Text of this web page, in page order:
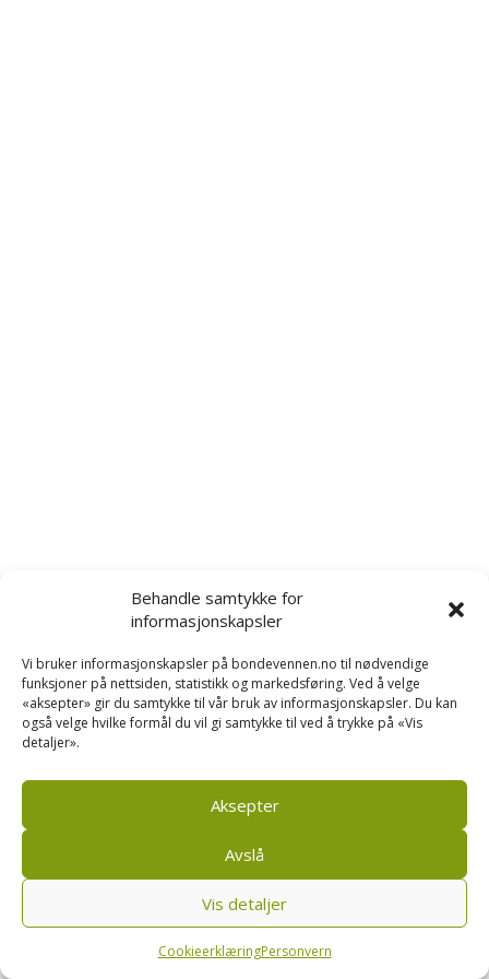
Behandle samtykke for
informasjonskapsler
Vi bruker informasjonskapsler på bondevennen.no til nødvendige
funksjoner på nettsiden, statistikk og markedsføring. Ved å velge
«aksepter» gir du samtykke til vår bruk av informasjonskapsler. Du kan
også velge hvilke formål du vil gi samtykke til ved å trykke på «Vis
detaljer».
Aksepter
Avslå
Vis detaljer
CookieerklæringPersonvern